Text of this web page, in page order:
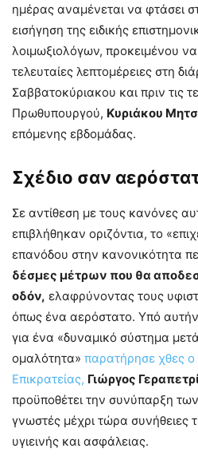
ημέρας αναμένεται να φτάσει
εισήγηση της ειδικής
λοιμωξιολόγων, προκειμένου
τελευταίες λεπτομέρειες στη
Σαββατοκύριακου και πριν τις
Πρωθυπουργού, Κυριάκου
επόμενης εβδομάδας.
Σχέδιο σαν
Σε αντίθεση με τους κανόνες
επιβλήθηκαν οριζόντια, το
επανόδου στην κανονικότητα
δέσμες μέτρων που θα
οδόν, ελαφρύνοντας τους
όπως ένα αερόστατο. Υπό αυτήν
για ένα «δυναμικό σύστημα
ομαλότητα» παρατήρησε χθες
Επικρατείας, Γιώργος
προϋποθέτει την συνύπαρξη
γνωστές μέχρι τώρα συνήθειες
υγιεινής και ασφάλειας.